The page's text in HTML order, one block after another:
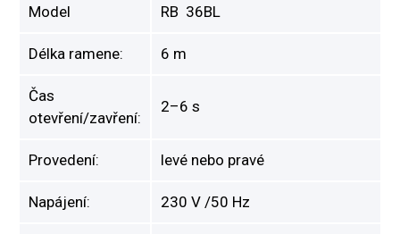
Model RB 36BL
Délka ramene: 6 m
Čas
otevření/zavření:
2–6 s
Provedení: levé nebo pravé
Napájení: 230 V /50 Hz